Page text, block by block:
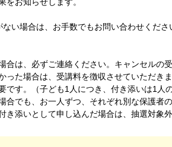
い場合は、お手数でもお問い合わせくだ
合は、必ずご連絡ください。キャンセルの受
った場合は、受講料を徴収させていただきま
です。（子ども1人につき、付き添いは1人の
合でも、お一人ずつ、それぞれ別な保護者
添いとして申し込んだ場合は、抽選対象外